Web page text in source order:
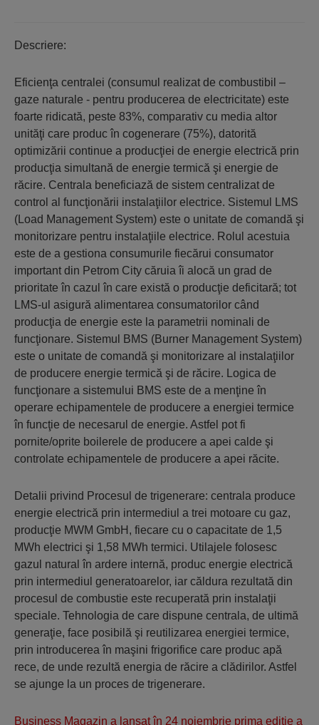
Descriere:
Eficienţa centralei (consumul realizat de combustibil –
gaze naturale - pentru producerea de electricitate) este
foarte ridicată, peste 83%, comparativ cu media altor
unităţi care produc în cogenerare (75%), datorită
optimizării continue a producţiei de energie electrică prin
producţia simultană de energie termică şi energie de
răcire. Centrala beneficiază de sistem centralizat de
control al funcţionării instalaţiilor electrice. Sistemul LMS
(Load Management System) este o unitate de comandă şi
monitorizare pentru instalaţiile electrice. Rolul acestuia
este de a gestiona consumurile fiecărui consumator
important din Petrom City căruia îi alocă un grad de
prioritate în cazul în care există o producţie deficitară; tot
LMS-ul asigură alimentarea consumatorilor când
producţia de energie este la parametrii nominali de
funcţionare. Sistemul BMS (Burner Management System)
este o unitate de comandă şi monitorizare al instalaţiilor
de producere energie termică şi de răcire. Logica de
funcţionare a sistemului BMS este de a menţine în
operare echipamentele de producere a energiei termice
în funcţie de necesarul de energie. Astfel pot fi
pornite/oprite boilerele de producere a apei calde şi
controlate echipamentele de producere a apei răcite.
Detalii privind Procesul de trigenerare: centrala produce
energie electrică prin intermediul a trei motoare cu gaz,
producţie MWM GmbH, fiecare cu o capacitate de 1,5
MWh electrici şi 1,58 MWh termici. Utilajele folosesc
gazul natural în ardere internă, produc energie electrică
prin intermediul generatoarelor, iar căldura rezultată din
procesul de combustie este recuperată prin instalaţii
speciale. Tehnologia de care dispune centrala, de ultimă
generaţie, face posibilă şi reutilizarea energiei termice,
prin introducerea în maşini frigorifice care produc apă
rece, de unde rezultă energia de răcire a clădirilor. Astfel
se ajunge la un proces de trigenerare.
Business Magazin a lansat în 24 noiembrie prima ediţie a